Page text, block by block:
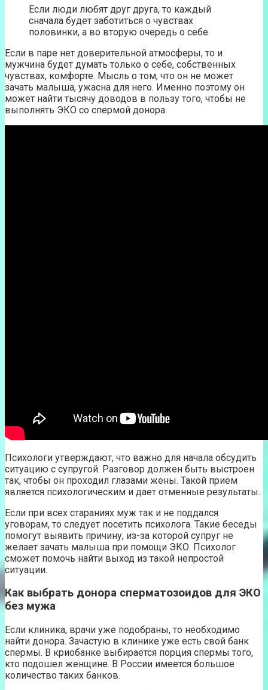
Если люди любят друг друга, то каждый
сначала будет заботиться о чувствах
половинки, а во вторую очередь о себе.
Если в паре нет доверительной атмосферы, то и
мужчина будет думать только о себе, собственных
чувствах, комфорте. Мысль о том, что он не может
зачать малыша, ужасна для него. Именно поэтому он
может найти тысячу доводов в пользу того, чтобы не
выполнять ЭКО со спермой донора.
Психологи утверждают, что важно для начала обсудить
ситуацию с супругой. Разговор должен быть выстроен
так, чтобы он проходил глазами жены. Такой прием
является психологическим и дает отменные результаты.
Если при всех стараниях муж так и не поддался
уговорам, то следует посетить психолога. Такие беседы
помогут выявить причину, из-за которой супруг не
желает зачать малыша при помощи ЭКО. Психолог
сможет помочь найти выход из такой непростой
ситуации.
Как выбрать донора сперматозоидов для ЭКО
без мужа
Если клиника, врачи уже подобраны, то необходимо
найти донора. Зачастую в клинике уже есть свой банк
спермы. В криобанке выбирается порция спермы того,
кто подошел женщине. В России имеется большое
количество таких банков.